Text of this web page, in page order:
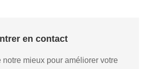
en contact
notre mieux pour améliorer votre